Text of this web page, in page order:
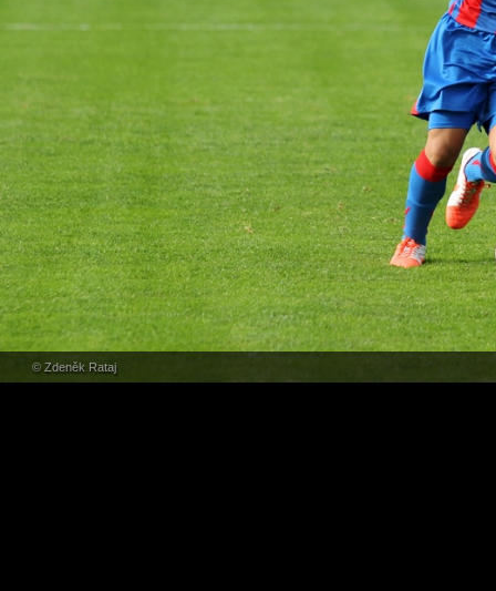
© Zdeněk Rataj